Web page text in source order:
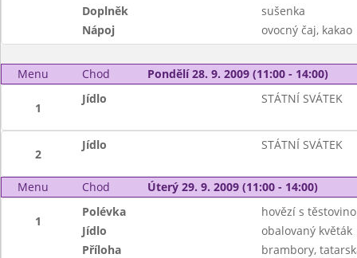
Doplněk
sušenka
Nápoj
ovocný čaj, kakao
Menu Chod Pondělí 28. 9. 2009 (11:00 - 14:00)
1
Jídlo STÁTNÍ SVÁTEK
2
Jídlo STÁTNÍ SVÁTEK
Menu Chod Úterý 29. 9. 2009 (11:00 - 14:00)
1
Polévka
hovězí s
Jídlo
obalovaný květák
Příloha
brambory,